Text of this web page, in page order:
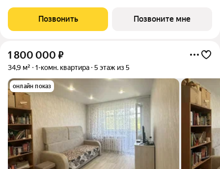
новаторов» - масштабный жилой проект площадью 67 Га,
созданный в концепции 15-минутного
Позвонить Позвоните мне
1 800 000 ₽
34,9 м² 1-комн. квартира 5 этаж из 5
онлайн показ